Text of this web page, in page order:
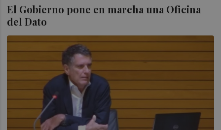
El Gobierno pone en marcha una Oficina
del Dato